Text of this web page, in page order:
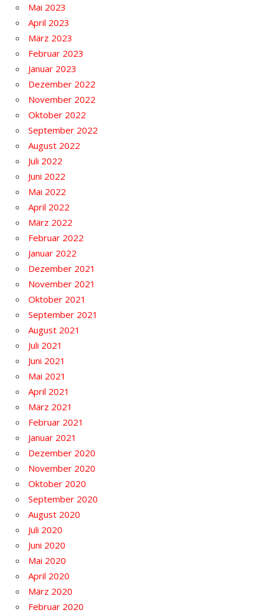
Mai 2023
April 2023
März 2023
Februar 2023
Januar 2023
Dezember 2022
November 2022
Oktober 2022
September 2022
August 2022
Juli 2022
Juni 2022
Mai 2022
April 2022
März 2022
Februar 2022
Januar 2022
Dezember 2021
November 2021
Oktober 2021
September 2021
August 2021
Juli 2021
Juni 2021
Mai 2021
April 2021
März 2021
Februar 2021
Januar 2021
Dezember 2020
November 2020
Oktober 2020
September 2020
August 2020
Juli 2020
Juni 2020
Mai 2020
April 2020
März 2020
Februar 2020